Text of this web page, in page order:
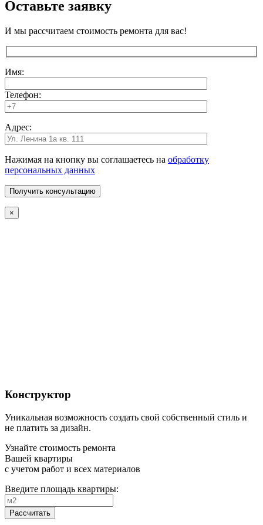
Оставьте заявку
И мы рассчитаем стоимость ремонта для вас!
Имя:
Телефон:
Адрес:
Нажимая на кнопку вы соглашаетесь на обработку
персональных данных
×
Конструктор
Уникальная возможность создать свой собственный стиль и
не платить за дизайн.
Узнайте стоимость ремонта
Вашей квартиры
с учетом работ и всех материалов
Введите площадь квартиры:
Рассчитать